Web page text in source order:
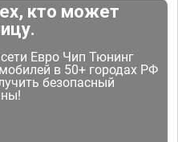
кто может
Евро Чип Тюнинг
в 50+ городах РФ
безопасный